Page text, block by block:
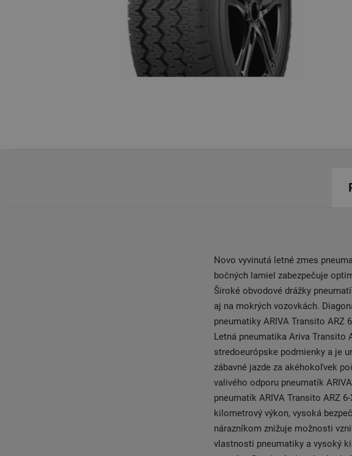
Novo vyvinutá letné zmes
bočných lamiel zabezpečuje
Široké obvodové drážky
aj na mokrých vozovkách.
pneumatiky ARIVA Transito ARZ
Letná pneumatika Ariva Transito
stredoeurópske podmienky a je
zábavné jazde za akéhokoľvek
valivého odporu pneumatík
pneumatík ARIVA Transito ARZ
kilometrový výkon, vysoká
nárazníkom znižuje možnosti
vlastnosti pneumatiky a vysoký